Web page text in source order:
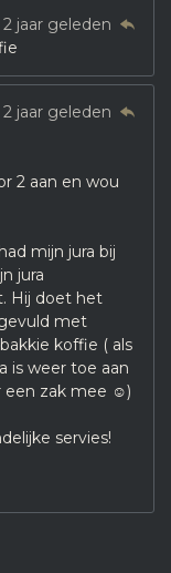
2 jaar geleden
2 jaar geleden
2 aan en wou
mijn jura bij
jura
Hij doet het
met
koffie ( als
is weer toe aan
een zak mee ☺️)
servies!